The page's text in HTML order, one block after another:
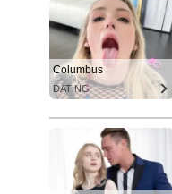
Columbus
DATING